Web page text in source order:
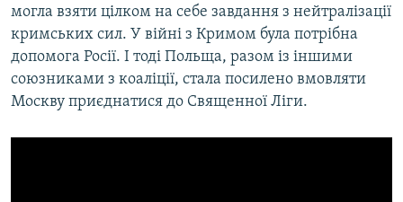
могла взяти цілком на себе завдання з нейтралізації
кримських сил. У війні з Кримом була потрібна
допомога Росії. І тоді Польща, разом із іншими
союзниками з коаліції, стала посилено вмовляти
Москву приєднатися до Священної Ліги.